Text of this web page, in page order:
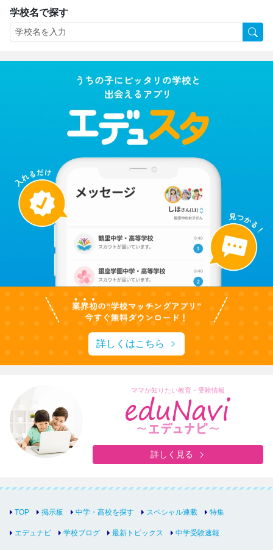
学校名で探す
詳しくはこちら
ママが知りたい教育・受験情報
詳しく見る
TOP 掲示板 中学・高校を探す スペシャル連載 特集
エデュナビ 学校ブログ 最新トピックス 中学受験速報